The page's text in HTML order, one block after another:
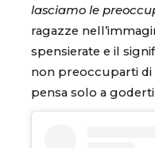
lasciamo le
ragazze
spensierate e il
non preoccuparti di
pensa solo a goderti